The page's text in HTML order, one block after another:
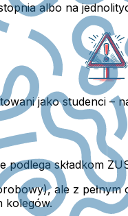
albo na
jako studenci –
podlega składkom
ale z
kolegów.